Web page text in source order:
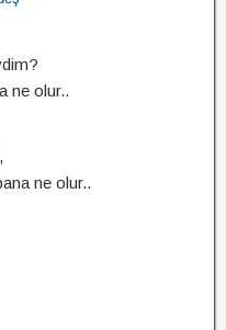
ne olur..
ne olur..